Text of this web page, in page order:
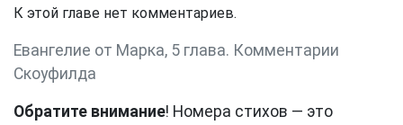
К этой главе нет комментариев.
Евангелие от Марка, 5 глава. Комментарии
Скоуфилда
Обратите внимание! Номера стихов — это